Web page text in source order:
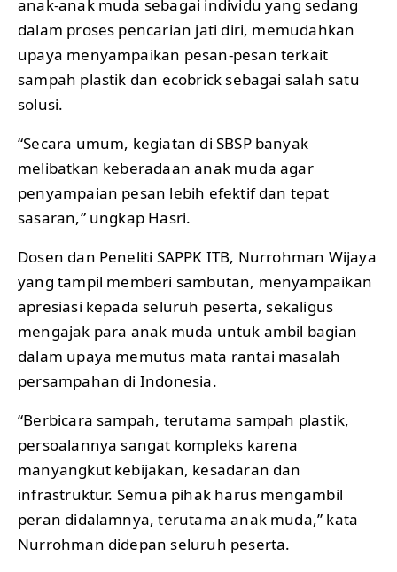
anak-anak muda sebagai individu yang sedang
dalam proses pencarian jati diri, memudahkan
upaya menyampaikan pesan-pesan terkait
sampah plastik dan ecobrick sebagai salah satu
solusi.
“Secara umum, kegiatan di SBSP banyak
melibatkan keberadaan anak muda agar
penyampaian pesan lebih efektif dan tepat
sasaran,” ungkap Hasri.
Dosen dan Peneliti SAPPK ITB, Nurrohman Wijaya
yang tampil memberi sambutan, menyampaikan
apresiasi kepada seluruh peserta, sekaligus
mengajak para anak muda untuk ambil bagian
dalam upaya memutus mata rantai masalah
persampahan di Indonesia.
“Berbicara sampah, terutama sampah plastik,
persoalannya sangat kompleks karena
manyangkut kebijakan, kesadaran dan
infrastruktur. Semua pihak harus mengambil
peran didalamnya, terutama anak muda,” kata
Nurrohman didepan seluruh peserta.